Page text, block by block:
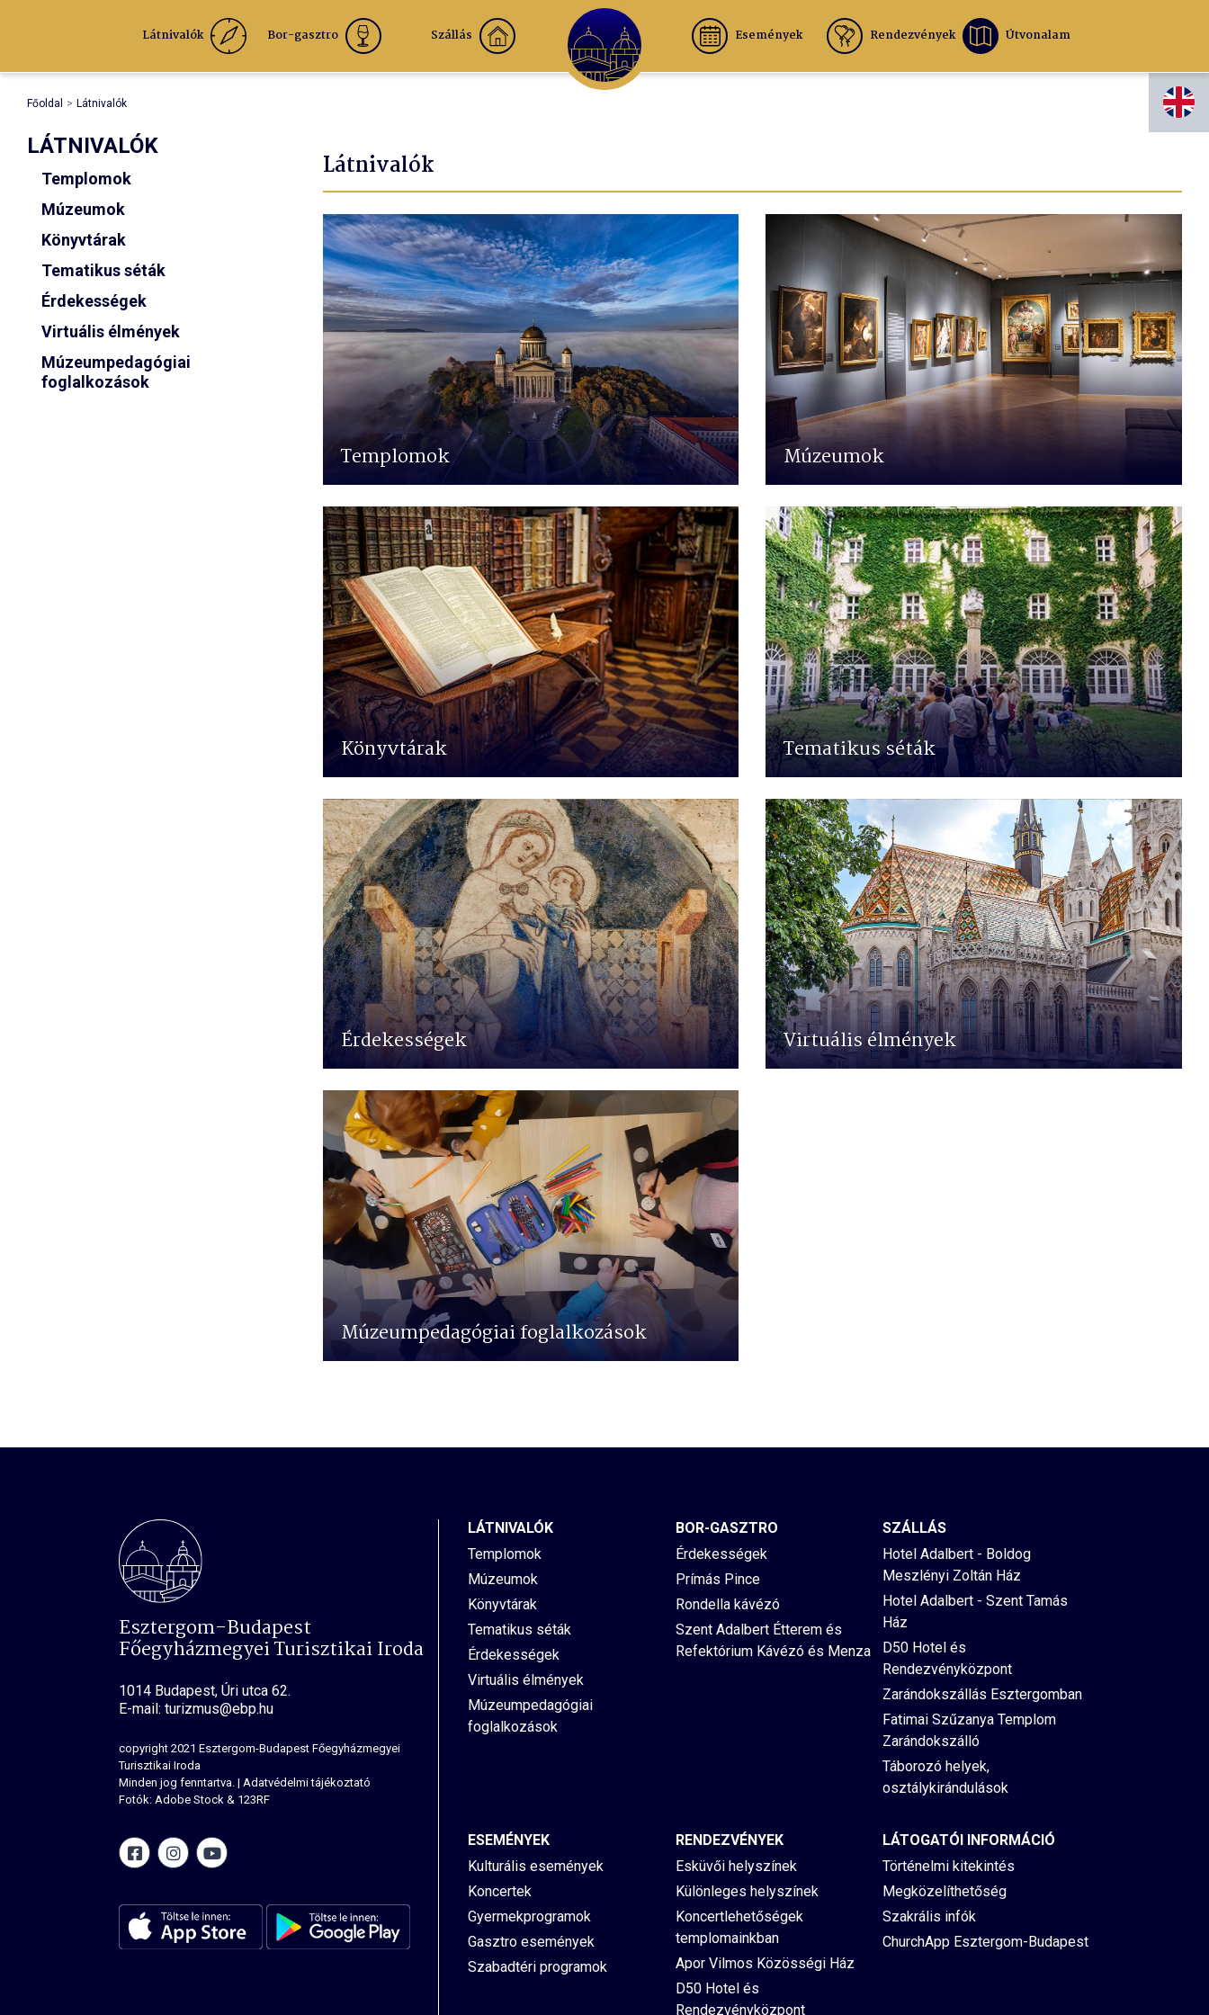
Látnivalók Bor-gasztro Szállás Események Rendezvények Útvonalam
Főoldal Látnivalók
LÁTNIVALÓK
Templomok
Múzeumok
Könyvtárak
Tematikus séták
Érdekességek
Virtuális élmények
Múzeumpedagógiai
foglalkozások
Látnivalók
Templomok Múzeumok
Könyvtárak Tematikus séták
Érdekességek Virtuális élmények
Múzeumpedagógiai foglalkozások
EN
Esztergom-Budapest
Főegyházmegyei Turisztikai Iroda
1014 Budapest, Úri utca 62.
E-mail: turizmus@ebp.hu
copyright 2021 Esztergom-Budapest Főegyházmegyei
Turisztikai Iroda
Minden jog fenntartva. | Adatvédelmi tájékoztató
Fotók: Adobe Stock & 123RF
LÁTNIVALÓK
Templomok
Múzeumok
Könyvtárak
Tematikus séták
Érdekességek
Virtuális élmények
Múzeumpedagógiai
foglalkozások
BOR-GASZTRO
Érdekességek
Prímás Pince
Rondella kávézó
Szent Adalbert Étterem és
Refektórium Kávézó és Menza
SZÁLLÁS
Hotel Adalbert - Boldog
Meszlényi Zoltán Ház
Hotel Adalbert - Szent Tamás
Ház
D50 Hotel és
Rendezvényközpont
Zarándokszállás Esztergomban
Fatimai Szűzanya Templom
Zarándokszálló
Táborozó helyek,
osztálykirándulások
ESEMÉNYEK
Kulturális események
Koncertek
Gyermekprogramok
Gasztro események
Szabadtéri programok
RENDEZVÉNYEK
Esküvői helyszínek
Különleges helyszínek
Koncertlehetőségek
templomainkban
Apor Vilmos Közösségi Ház
D50 Hotel és
Rendezvényközpont
LÁTOGATÓI INFORMÁCIÓ
Történelmi kitekintés
Megközelíthetőség
Szakrális infók
ChurchApp Esztergom-Budapest